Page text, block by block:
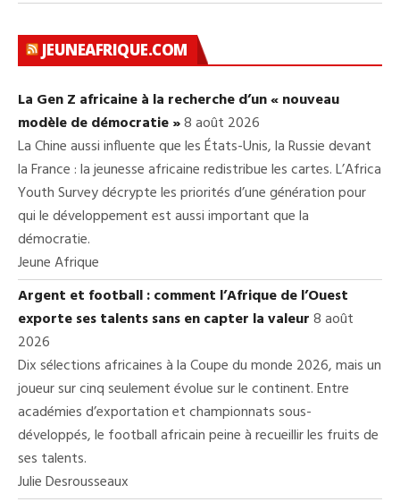
JEUNEAFRIQUE.COM
La Gen Z africaine à la recherche d’un « nouveau
modèle de démocratie »8 août 2026
La Chine aussi influente que les États-Unis, la Russie devant
la France : la jeunesse africaine redistribue les cartes. L’Africa
Youth Survey décrypte les priorités d’une génération pour
qui le développement est aussi important que la
démocratie.
Jeune Afrique
Argent et football : comment l’Afrique de l’Ouest
exporte ses talents sans en capter la valeur8 août
2026
Dix sélections africaines à la Coupe du monde 2026, mais un
joueur sur cinq seulement évolue sur le continent. Entre
académies d’exportation et championnats sous-
développés, le football africain peine à recueillir les fruits de
ses talents.
Julie Desrousseaux